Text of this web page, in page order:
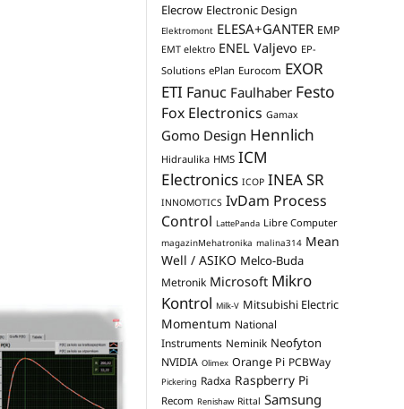
Elecrow Electronic Design
Elektromont ELESA+GANTER EMP
EMT elektro ENEL Valjevo EP-
Solutions ePlan Eurocom EXOR
ETI Fanuc Faulhaber Festo
Fox Electronics Gamax
Gomo Design Hennlich
Hidraulika HMS ICM
Electronics ICOP INEA SR
INNOMOTICS IvDam Process
Control LattePanda Libre Computer
magazinMehatronika malina314 Mean
Well / ASIKO Melco-Buda
Metronik Microsoft Mikro
Kontrol Milk-V Mitsubishi Electric
Momentum National
Instruments Neminik Neofyton
NVIDIA Olimex Orange Pi PCBWay
Pickering Radxa Raspberry Pi
Recom Renishaw Rittal Samsung